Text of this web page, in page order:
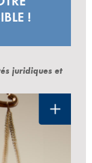
!
juridiques et